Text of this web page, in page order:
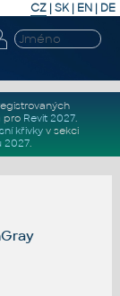
CZ | SK| EN | DE
pro Revit 2027.
křivkyv sekci
2027.